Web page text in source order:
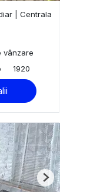
| Centrala
vânzare
1920
Next